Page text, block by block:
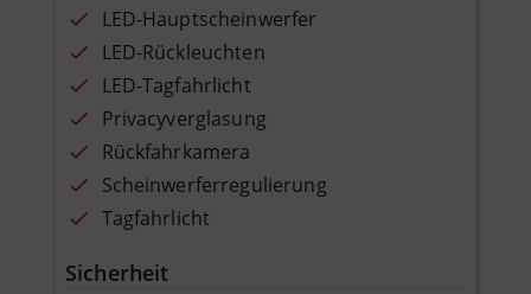
LED-Hauptscheinwerfer
LED-Rückleuchten
LED-Tagfahrlicht
Privacyverglasung
Rückfahrkamera
Scheinwerferregulierung
Tagfahrlicht
Sicherheit